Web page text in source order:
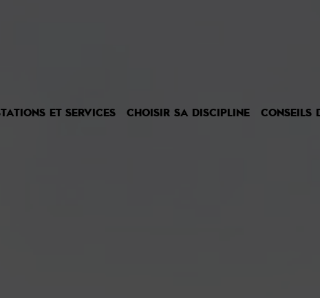
ET SERVICES CHOISIR SA DISCIPLINE CONSEILS